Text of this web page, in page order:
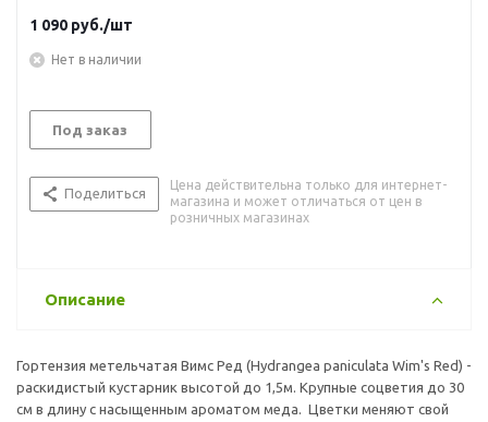
1 090 руб./шт
Нет в наличии
Под заказ
Поделиться
Цена действительна только для интернет-
магазина и может отличаться от цен в
розничных магазинах
Описание
Гортензия метельчатая Вимс Ред (Hydrangea paniculata Wim's Red) -
раскидистый кустарник высотой до 1,5м. Крупные соцветия до 30
см в длину с насыщенным ароматом меда. Цветки меняют свой